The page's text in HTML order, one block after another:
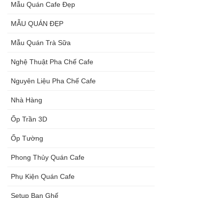
Mẫu Quán Cafe Đẹp
MẪU QUÁN ĐẸP
Mẫu Quán Trà Sữa
Nghệ Thuật Pha Chế Cafe
Nguyên Liệu Pha Chế Cafe
Nhà Hàng
Ốp Trần 3D
Ốp Tường
Phong Thủy Quán Cafe
Phụ Kiện Quán Cafe
Setup Ban Ghế